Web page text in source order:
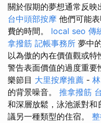
關於假期的夢想通常反映
台中頭部按摩 他們可能
費的時間。 local seo 傳
拿撥筋 記帳事務所 夢中
以為傲的內在價值觀或特
警告表面價值的過度重
樂節目 大里按摩推薦 -
的背景噪音。 推拿撥筋
和深層放鬆，泳池派對和
議另一種類型的住宿。